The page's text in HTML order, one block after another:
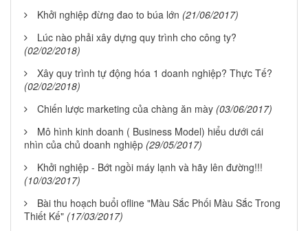
Khởi nghiệp đừng đao to búa lớn (21/06/2017)
Lúc nào phải xây dựng quy trình cho công ty?
(02/02/2018)
Xây quy trình tự động hóa 1 doanh nghiệp? Thực Tế?
(02/02/2018)
Chiến lược marketing của chàng ăn mày (03/06/2017)
Mô hình kinh doanh ( Business Model) hiểu dưới cái
nhìn của chủ doanh nghiệp (29/05/2017)
Khởi nghiệp - Bớt ngồi máy lạnh và hãy lên đường!!!
(10/03/2017)
Bài thu hoạch buổi ofline "Màu Sắc Phối Màu Sắc Trong
Thiết Kế" (17/03/2017)